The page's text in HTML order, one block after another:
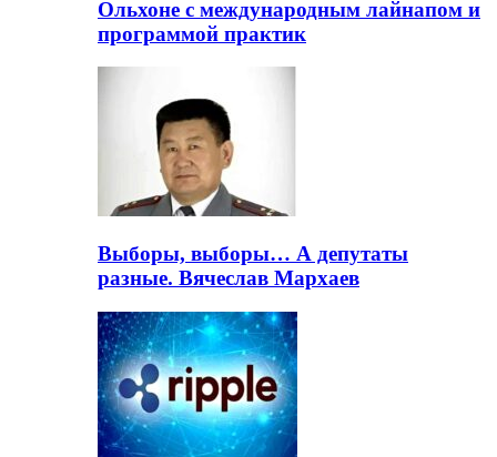
Ольхоне с международным лайнапом и
программой практик
Выборы, выборы… А депутаты
разные. Вячеслав Мархаев